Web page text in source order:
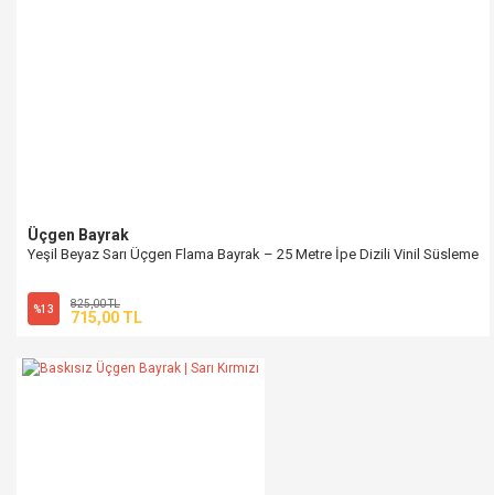
Üçgen Bayrak
Yeşil Beyaz Sarı Üçgen Flama Bayrak – 25 Metre İpe Dizili Vinil Süsleme
%13 825,00 TL
715,00 TL